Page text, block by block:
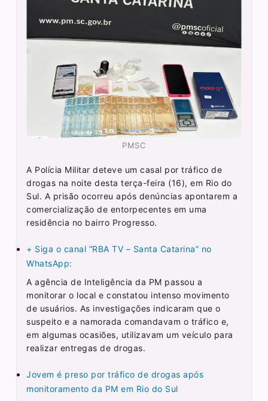
PMSC
A Polícia Militar deteve um casal por tráfico de
drogas na noite desta terça-feira (16), em Rio do
Sul. A prisão ocorreu após denúncias apontarem a
comercialização de entorpecentes em uma
residência no bairro Progresso.
+ Siga o canal “RBA TV – Santa Catarina” no
WhatsApp:
A agência de Inteligência da PM passou a
monitorar o local e constatou intenso movimento
de usuários. As investigações indicaram que o
suspeito e a namorada comandavam o tráfico e,
em algumas ocasiões, utilizavam um veículo para
realizar entregas de drogas.
Jovem é preso por tráfico de drogas após
monitoramento da PM em Rio do Sul